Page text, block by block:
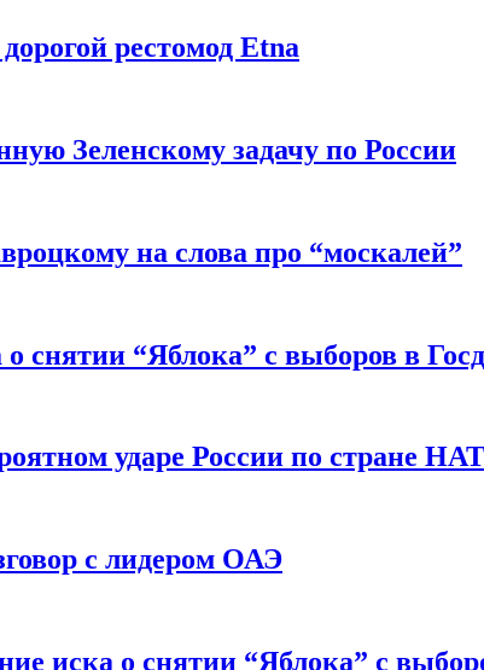
рестомод Etna
Зеленскому задачу по России
на слова про “москалей”
снятии “Яблока” с выборов в
ударе России по стране
с лидером ОАЭ
иска о снятии “Яблока” с